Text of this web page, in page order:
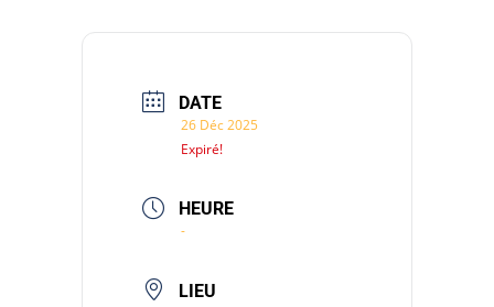
DATE
26 Déc 2025
Expiré!
HEURE
-
LIEU